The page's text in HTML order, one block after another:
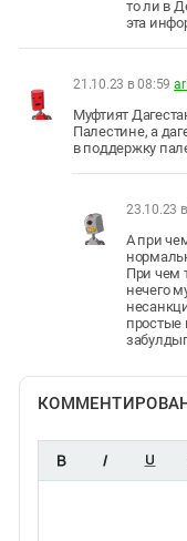
то ли в
эта
21.10.23 в 08:59
Муфтият
Палестине, а
в поддержку
23.10.23
А при
При чем
нечего
простые